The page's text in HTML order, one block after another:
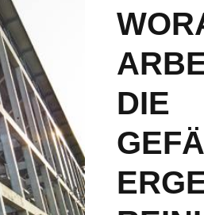
DIE